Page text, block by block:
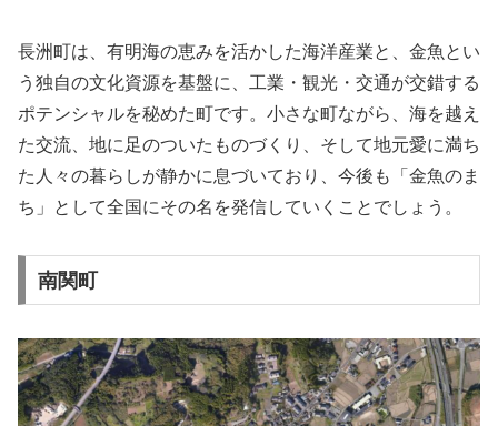
長洲町は、有明海の恵みを活かした海洋産業と、金魚とい
う独自の文化資源を基盤に、工業・観光・交通が交錯する
ポテンシャルを秘めた町です。小さな町ながら、海を越え
た交流、地に足のついたものづくり、そして地元愛に満ち
た人々の暮らしが静かに息づいており、今後も「金魚のま
ち」として全国にその名を発信していくことでしょう。
南関町